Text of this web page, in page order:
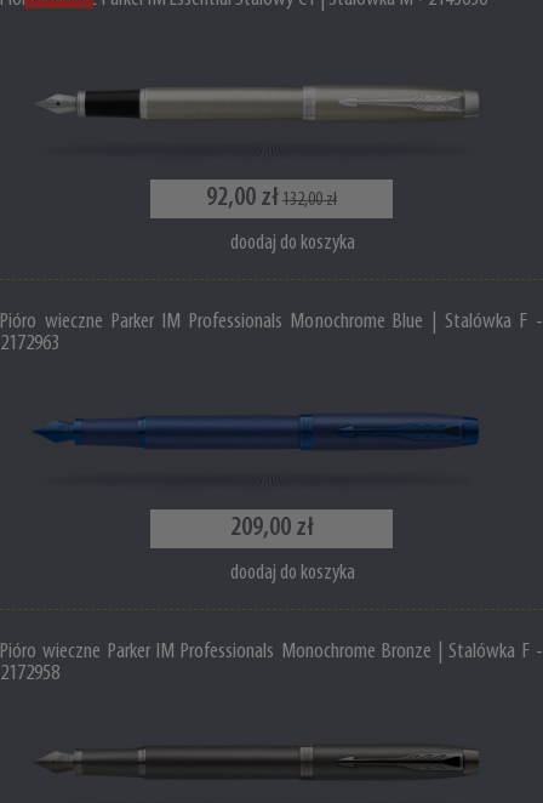
92,00 zł132,00 zł
doodaj do koszyka
Pióro wieczne Parker IM Professionals Monochrome Blue | Stalówka F -
2172963
209,00 zł
doodaj do koszyka
Pióro wieczne Parker IM Professionals Monochrome Bronze | Stalówka F -
2172958